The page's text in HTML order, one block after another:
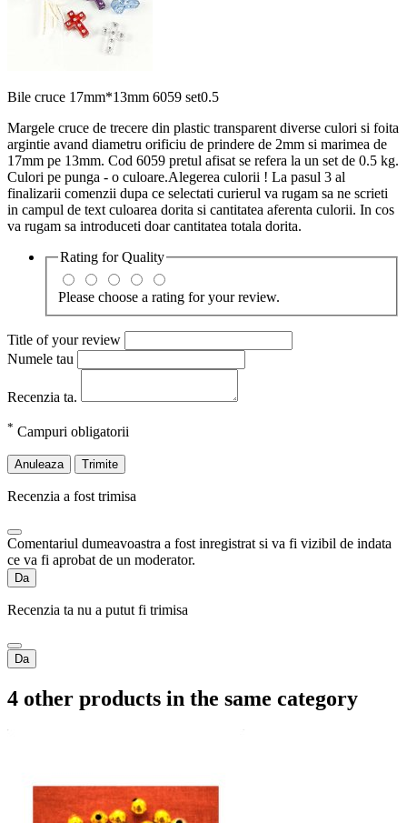
Bile cruce 17mm*13mm 6059 set0.5
Margele cruce de trecere din plastic transparent diverse culori si foita
argintie avand diametru orificiu de prindere de 2mm si marimea de
17mm pe 13mm. Cod 6059 pretul afisat se refera la un set de 0.5 kg.
Culori pe punga - o culoare.Alegerea culorii ! La pasul 3 al
finalizarii comenzii dupa ce selectati curierul va rugam sa ne scrieti
in campul de text culoarea dorita si cantitatea aferenta culorii. In cos
va rugam sa introduceti doar cantitatea totala dorita.
Rating forQuality
Please choose a rating for your review.
Title of your review
Numele tau
Recenzia ta.
* Campuri obligatorii
Anuleaza Trimite
Recenzia a fost trimisa
Comentariul dumeavoastra a fost inregistrat si va fi vizibil de indata
ce va fi aprobat de un moderator.
Da
Recenzia ta nu a putut fi trimisa
Da
4 other products in the same category